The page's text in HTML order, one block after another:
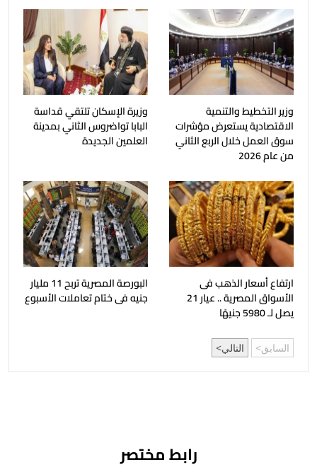
وزير التخطيط والتنمية
الاقتصادية يستعرض مؤشرات
سوق العمل خلال الربع الثاني
من عام 2026
وزيرة الإسكان تلتقي قداسة
البابا تواضروس الثاني بمدينة
العلمين الجديدة
ارتفاع أسعار الذهب فى
الأسواق المصرية .. عيار 21
يصل لـ 5980 جنيهًا
البورصة المصرية تربح 11 مليار
جنيه فى ختام تعاملات الأسبوع
السابق التالي
رابط مختصر